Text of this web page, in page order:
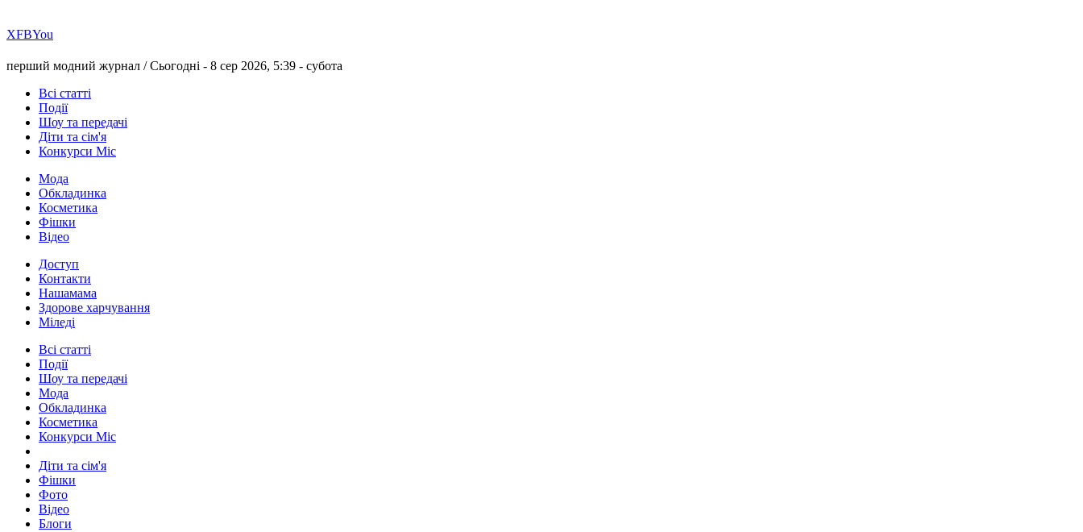
ХFBYou
перший модний журнал /Сьогодні - 8 сер 2026, 5:39 - субота
Всі статті
Події
Шоу та передачі
Діти та сім'я
Конкурси Міс
Мода
Обкладинка
Косметика
Фішки
Відео
Доступ
Контакти
Нашамама
Здорове харчування
Міледі
Всі статті
Події
Шоу та передачі
Мода
Обкладинка
Косметика
Конкурси Міс
Діти та сім'я
Фішки
Фото
Відео
Блоги